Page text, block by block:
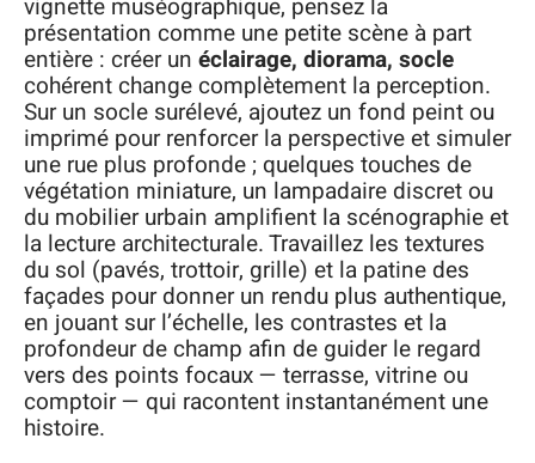
vignette muséographique, pensez la
présentation comme une petite scène à part
entière : créer un éclairage, diorama, socle
cohérent change complètement la perception.
Sur un socle surélevé, ajoutez un fond peint ou
imprimé pour renforcer la perspective et simuler
une rue plus profonde ; quelques touches de
végétation miniature, un lampadaire discret ou
du mobilier urbain amplifient la scénographie et
la lecture architecturale. Travaillez les textures
du sol (pavés, trottoir, grille) et la patine des
façades pour donner un rendu plus authentique,
en jouant sur l’échelle, les contrastes et la
profondeur de champ afin de guider le regard
vers des points focaux — terrasse, vitrine ou
comptoir — qui racontent instantanément une
histoire.